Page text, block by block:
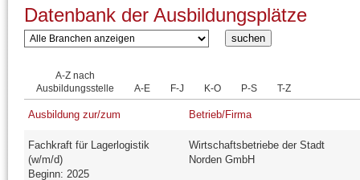
Datenbank der Ausbildungsplätze
A-Z nach
Ausbildungsstelle
A-E F-J K-O P-S T-Z
Ausbildung zur/zum Betrieb/Firma
Fachkraft für Lagerlogistik
(w/m/d)
Beginn: 2025
Wirtschaftsbetriebe der Stadt
Norden GmbH